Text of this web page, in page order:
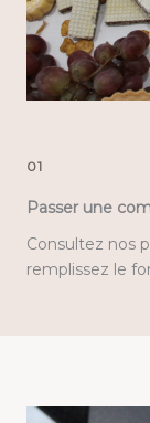
01
Passer une
Consultez nos
remplissez le